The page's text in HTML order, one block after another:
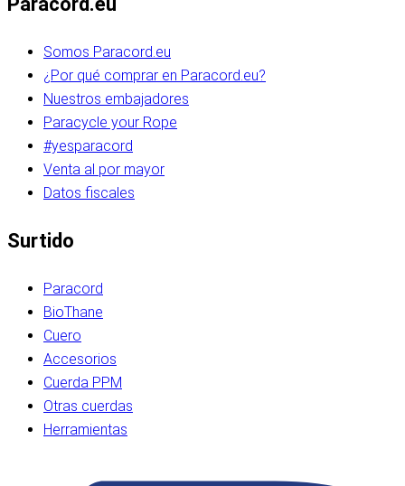
Somos Paracord.eu
¿Por qué comprar en Paracord.eu?
Nuestros embajadores
Paracycle your Rope
#yesparacord
Venta al por mayor
Datos fiscales
Surtido
Paracord
BioThane
Cuero
Accesorios
Cuerda PPM
Otras cuerdas
Herramientas